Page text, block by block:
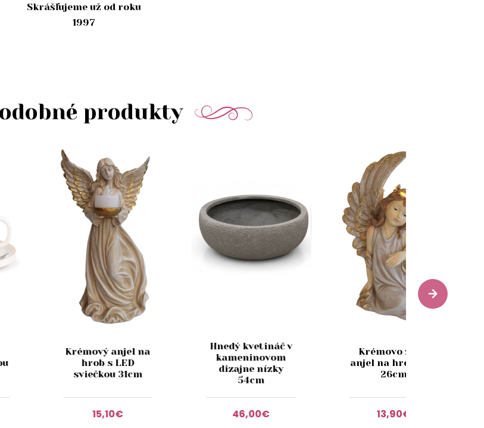
Skrášľujeme už od roku
1997
produkty
Krémový anjel na
hrob s LED
sviečkou 31cm
15,10€
Hnedý kvetináč v
kameninovom
dizajne nízky
54cm
46,00€
Krémovo zlatý
anjel na hrob LED
26cm
13,90€